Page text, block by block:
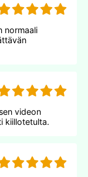
normaali
videon
kiillotetulta.